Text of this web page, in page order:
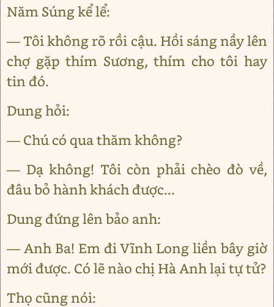
Năm Súng kể lể:
— Tôi không rõ rồi cậu. Hồi sáng nầy lên
chợ gặp thím Sương, thím cho tôi hay
tin đó.
Dung hỏi:
— Chú có qua thăm không?
— Dạ không! Tôi còn phải chèo đò về,
đâu bỏ hành khách được...
Dung đứng lên bảo anh:
— Anh Ba! Em đi Vĩnh Long liền bây giờ
mới được. Có lẽ nào chị Hà Anh lại tự tử?
Thọ cũng nói: